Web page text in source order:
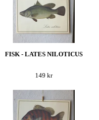
FISK - LATES NILOTICUS
149 kr